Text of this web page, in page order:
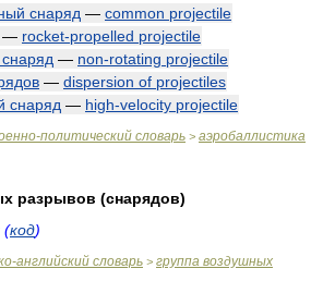
снаряд — common projectile
— rocket-propelled projectile
— non-rotating projectile
— dispersion of projectiles
снаряд — high-velocity projectile
политический словарь > аэробаллистика
разрывов (снарядов)
(код)
английский словарь > группа воздушных